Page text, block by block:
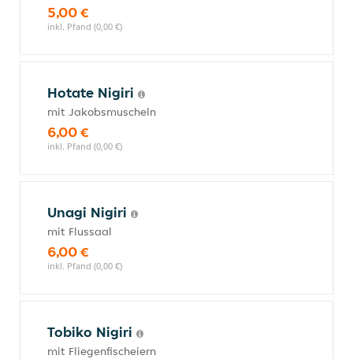
5,00 €
inkl. Pfand (0,00 €)
Hotate Nigiri
mit Jakobsmuscheln
6,00 €
inkl. Pfand (0,00 €)
Unagi Nigiri
mit Flussaal
6,00 €
inkl. Pfand (0,00 €)
Tobiko Nigiri
mit Fliegenfischeiern